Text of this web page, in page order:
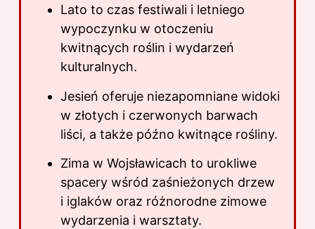
Lato to czas festiwali i letniego
wypoczynku w otoczeniu
kwitnących roślin i wydarzeń
kulturalnych.
Jesień oferuje niezapomniane widoki
w złotych i czerwonych barwach
liści, a także późno kwitnące rośliny.
Zima w Wojsławicach to urokliwe
spacery wśród zaśnieżonych drzew
i iglaków oraz różnorodne zimowe
wydarzenia i warsztaty.